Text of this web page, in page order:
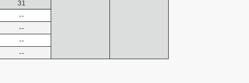
31
--
--
--
--